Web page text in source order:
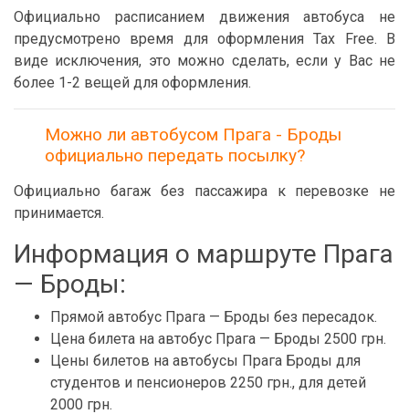
Официально расписанием движения автобуса не
предусмотрено время для оформления Tax Free. В
виде исключения, это можно сделать, если у Вас не
более 1-2 вещей для оформления.
Можно ли автобусом Прага - Броды
официально передать посылку?
Официально багаж без пассажира к перевозке не
принимается.
Информация о маршруте Прага
— Броды:
Прямой автобус Прага — Броды без пересадок.
Цена билета на автобус Прага — Броды 2500 грн.
Цены билетов на автобусы Прага Броды для
студентов и пенсионеров 2250 грн., для детей
2000 грн.